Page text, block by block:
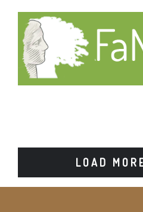
LOAD